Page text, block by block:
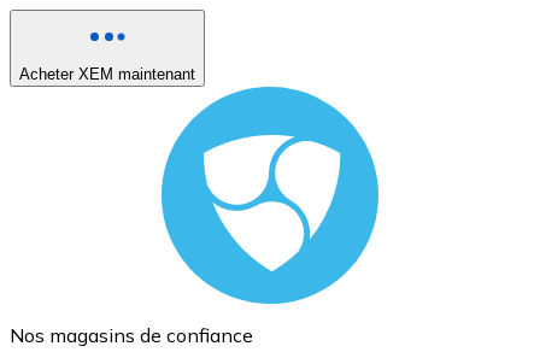
Acheter XEM maintenant
Nos magasins de confiance